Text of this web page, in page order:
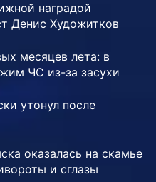
наградой
Денис Художитков
месяцев лета: в
ЧС из-за засухи
утонул после
оказалась на скамье
и сглазы